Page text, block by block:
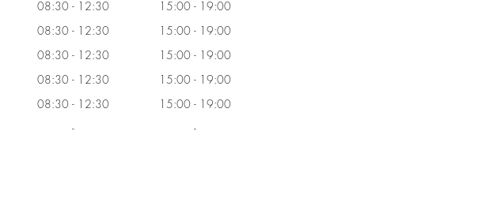
08:30 - 12:30
15:00 - 19:00
08:30 - 12:30
15:00 - 19:00
08:30 - 12:30
15:00 - 19:00
08:30 - 12:30
15:00 - 19:00
08:30 - 12:30
15:00 - 19:00
- -